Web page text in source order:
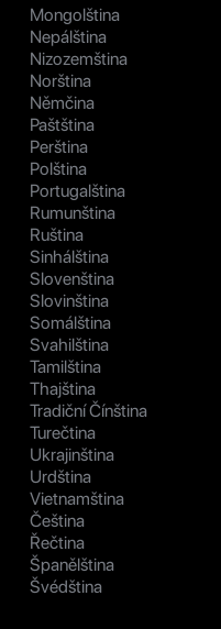
Mongolština
Nepálština
Nizozemština
Norština
Němčina
Paštština
Perština
Polština
Portugalština
Rumunština
Ruština
Sinhálština
Slovenština
Slovinština
Somálština
Svahilština
Tamilština
Thajština
Tradiční Čínština
Turečtina
Ukrajinština
Urdština
Vietnamština
Čeština
Řečtina
Španělština
Švédština